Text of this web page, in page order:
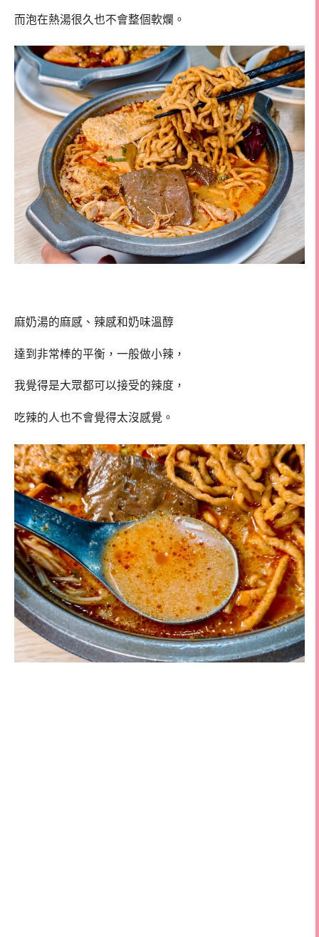
而泡在熱湯很久也不會整個軟爛。
麻奶湯的麻感、辣感和奶味溫醇
達到非常棒的平衡，一般做小辣，
我覺得是大眾都可以接受的辣度，
吃辣的人也不會覺得太沒感覺。